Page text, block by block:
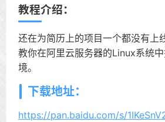
教程介绍：
还在为简历上的项目一个都没有上
教你在阿里云服务器的Linux系统
境。
下载地址：
https://pan.baidu.com/s/